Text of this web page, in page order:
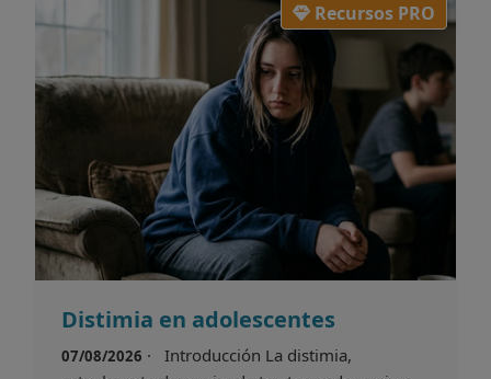
Recursos PRO
Distimia en adolescentes
07/08/2026 · Introducción La distimia,